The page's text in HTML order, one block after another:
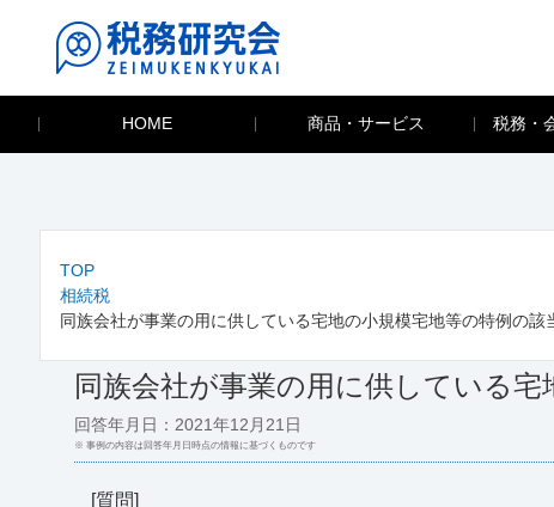
HOME 商品・サービス 税務・
TOP
相続税
同族会社が事業の用に供している宅地の小規模宅地等の特例の該
同族会社が事業の用に供している
回答年月日：2021年12月21日
※ 事例の内容は回答年月日時点の情報に基づくものです
[質問]